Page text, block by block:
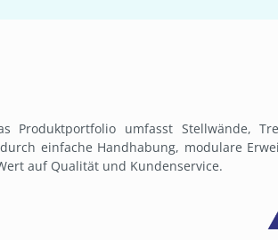
umfasst Stellwände,
einfache Handhabung, modulare
auf Qualität und Kundenservice.